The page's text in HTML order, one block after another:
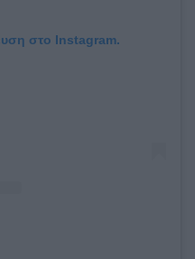
στο Instagram.